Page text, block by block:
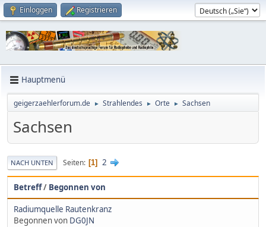
Einloggen Registrieren
Hauptmenü
geigerzaehlerforum.de ► Strahlendes ► Orte ► Sachsen
Sachsen
NACH UNTEN Seiten 1 2
Betreff/ Begonnen von
Radiumquelle Rautenkranz
Begonnen von DG0JN